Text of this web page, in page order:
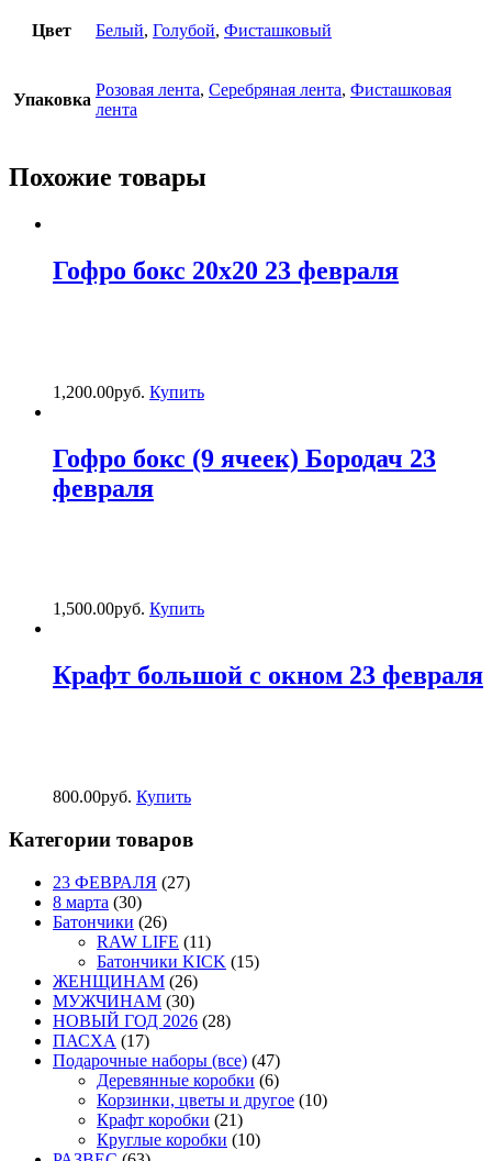
Цвет Белый, Голубой, Фисташковый
Упаковка
Розовая лента, Серебряная лента, Фисташковая
лента
Похожие товары
Гофро бокс 20х20 23 февраля
1,200.00руб. Купить
Гофро бокс (9 ячеек) Бородач 23
февраля
1,500.00руб. Купить
Крафт большой с окном 23 февраля
800.00руб. Купить
Категории товаров
23 ФЕВРАЛЯ (27)
8 марта (30)
Батончики (26)
RAW LIFE (11)
Батончики KICK (15)
ЖЕНЩИНАМ (26)
МУЖЧИНАМ (30)
НОВЫЙ ГОД 2026 (28)
ПАСХА (17)
Подарочные наборы (все) (47)
Деревянные коробки (6)
Корзинки, цветы и другое (10)
Крафт коробки (21)
Круглые коробки (10)